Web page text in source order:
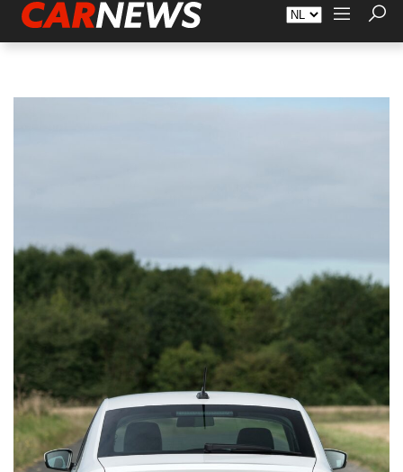
Adverteren Over Carnews.nl Contact